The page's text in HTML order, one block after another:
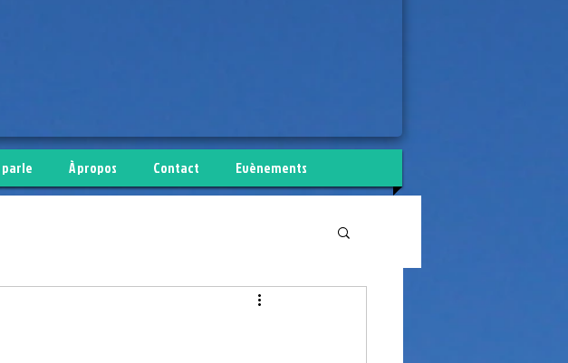
parle À propos Contact Evènements